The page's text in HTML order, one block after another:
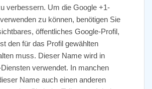
verbessern. Um die Google +1-
zu können, benötigen Sie
öffentliches Google-Profil,
den für das Profil gewählten
muss. Dieser Name wird in
verwendet. In manchen
Name auch einen anderen